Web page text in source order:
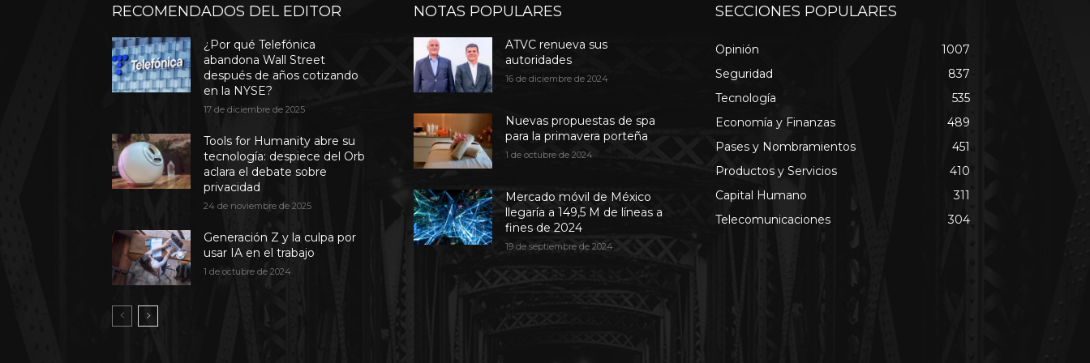
RECOMENDADOS DEL EDITOR
¿Por qué Telefónica
abandona Wall Street
después de años cotizando
en la NYSE?
17 de diciembre de 2025
Tools for Humanity abre su
tecnología: despiece del Orb
aclara el debate sobre
privacidad
24 de noviembre de 2025
Generación Z y la culpa por
usar IA en el trabajo
1 de octubre de 2024
NOTAS POPULARES
ATVC renueva sus
autoridades
16 de diciembre de 2024
Nuevas propuestas de spa
para la primavera porteña
1 de octubre de 2024
Mercado móvil de México
llegaría a 149,5 M de líneas a
fines de 2024
19 de septiembre de 2024
SECCIONES POPULARES
Opinión
1007
Seguridad
837
Tecnología
535
Economía y Finanzas
489
Pases y Nombramientos
451
Productos y Servicios
410
Capital Humano
311
Telecomunicaciones
304